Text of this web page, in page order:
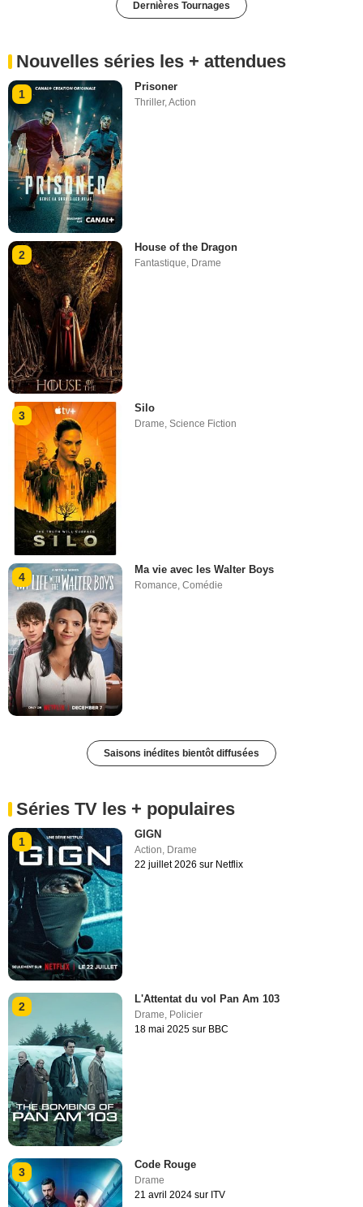
Dernières Tournages
Nouvelles séries les + attendues
1
Prisoner
Thriller,Action
2
House of the Dragon
Fantastique, Drame
3
Silo
Drame,Science Fiction
4
Ma vie avec les Walter Boys
Romance ,Comédie
Saisons inédites bientôt diffusées
Séries TV les + populaires
1
GIGN
Action, Drame
22 juillet 2026 sur Netflix
2
L'Attentat du vol Pan Am 103
Drame, Policier
18 mai 2025 sur BBC
3
Code Rouge
Drame
21 avril 2024 sur ITV